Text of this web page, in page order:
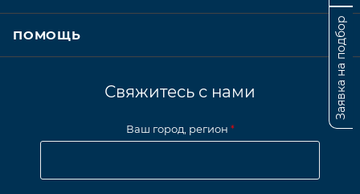
ПОМОЩЬ
Свяжитесь с нами
Ваш город, регион *
Заявка на подбор